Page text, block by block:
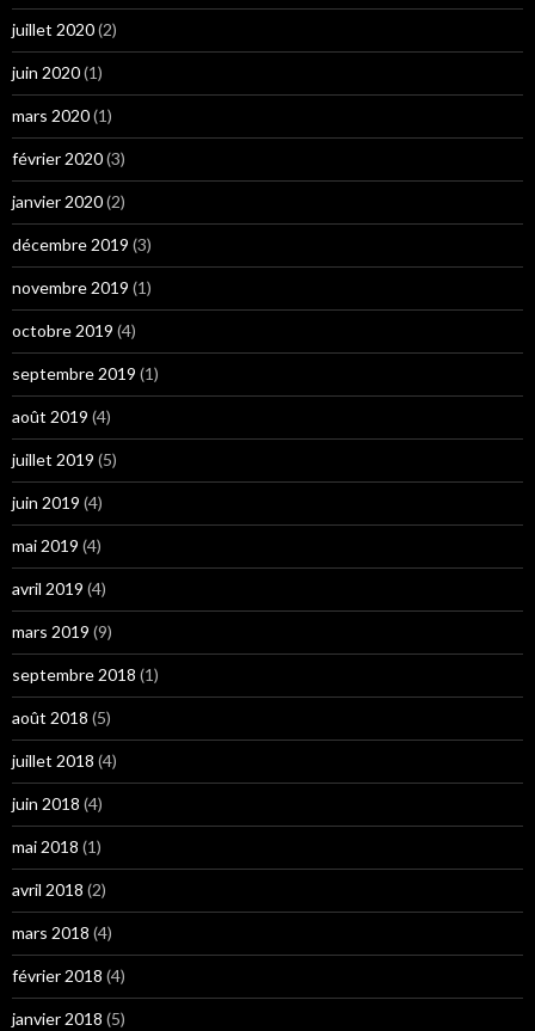
juillet 2020(2)
juin 2020(1)
mars 2020(1)
février 2020(3)
janvier 2020(2)
décembre 2019 (3)
novembre 2019 (1)
octobre 2019 (4)
septembre 2019 (1)
août 2019 (4)
juillet 2019 (5)
juin 2019 (4)
mai 2019 (4)
avril 2019 (4)
mars 2019 (9)
septembre 2018 (1)
août 2018 (5)
juillet 2018 (4)
juin 2018 (4)
mai 2018 (1)
avril 2018 (2)
mars 2018 (4)
février 2018 (4)
janvier 2018 (5)